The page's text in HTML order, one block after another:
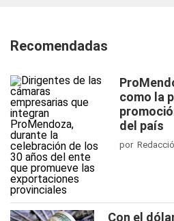
Recomendadas
como la
del país
por
Con el